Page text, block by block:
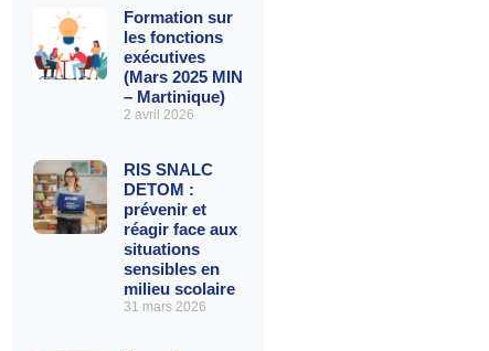
Formation sur
les fonctions
exécutives
(Mars 2025 MIN
– Martinique)
2 avril 2026
RIS SNALC
DETOM :
prévenir et
réagir face aux
situations
sensibles en
milieu scolaire
31 mars 2026